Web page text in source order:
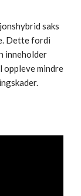
saks
Dette fordi
inneholder
oppleve mindre